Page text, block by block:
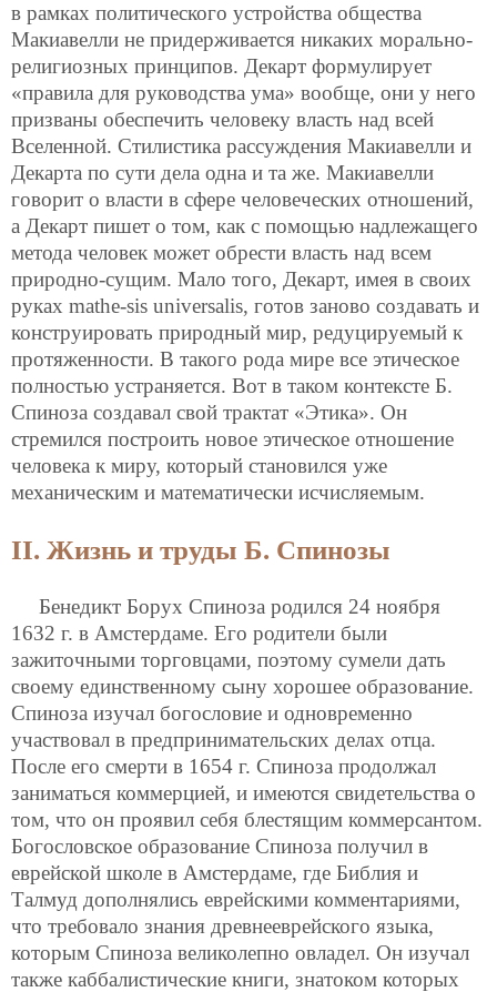
в рамках политического устройства общества
Макиавелли не придерживается никаких морально-
религиозных принципов. Декарт формулирует
«правила для руководства ума» вообще, они у него
призваны обеспечить человеку власть над всей
Вселенной. Стилистика рассуждения Макиавелли и
Декарта по сути дела одна и та же. Макиавелли
говорит о власти в сфере человеческих отношений,
а Декарт пишет о том, как с помощью надлежащего
метода человек может обрести власть над всем
природно-сущим. Мало того, Декарт, имея в своих
руках mathe-sis universalis, готов заново создавать и
конструировать природный мир, редуцируемый к
протяженности. В такого рода мире все этическое
полностью устраняется. Вот в таком контексте Б.
Спиноза создавал свой трактат «Этика». Он
стремился построить новое этическое отношение
человека к миру, который становился уже
механическим и математически исчисляемым.
II. Жизнь и труды Б. Спинозы
Бенедикт Борух Спиноза родился 24 ноября
1632 г. в Амстердаме. Его родители были
зажиточными торговцами, поэтому сумели дать
своему единственному сыну хорошее образование.
Спиноза изучал богословие и одновременно
участвовал в предпринимательских делах отца.
После его смерти в 1654 г. Спиноза продолжал
заниматься коммерцией, и имеются свидетельства о
том, что он проявил себя блестящим коммерсантом.
Богословское образование Спиноза получил в
еврейской школе в Амстердаме, где Библия и
Талмуд дополнялись еврейскими комментариями,
что требовало знания древнееврейского языка,
которым Спиноза великолепно овладел. Он изучал
также каббалистические книги, знатоком которых